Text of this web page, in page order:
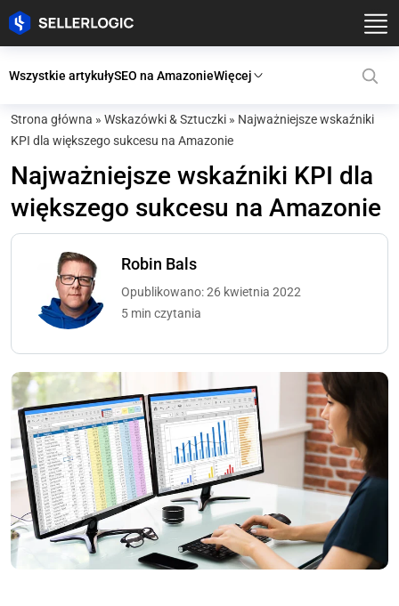
Wszystkie artykułySEO na AmazonieWięcej
Strona główna » Wskazówki & Sztuczki » Najważniejsze wskaźniki
KPI dla większego sukcesu na Amazonie
Najważniejsze wskaźniki KPI dla
większego sukcesu na Amazonie
Robin Bals
Opublikowano: 26 kwietnia 2022
5 min czytania